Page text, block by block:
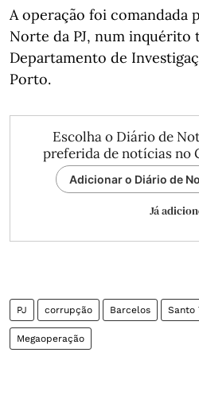
A operação foi comandada
Norte da PJ, num inquérito
Departamento de
Porto.
Escolha o Diário de
preferida de notícias no
Adicionar o Diário de
Já
PJ corrupção Barcelos Santo
Megaoperação